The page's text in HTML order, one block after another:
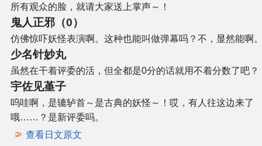
所有观众的脸，就请大家送上掌声～！
鬼人正邪（0）
仿佛惊吓妖怪表演啊。这种也能叫做弹幕吗？不，显然能啊
少名针妙丸
虽然在干着评委的活，但全都是0分的话就用不着分数了吧？
宇佐见堇子
呜哇啊，是辘轳首～是古典的妖怪～！哎，有人往这边来了
哦……？是新评委吗。
查看日文原文